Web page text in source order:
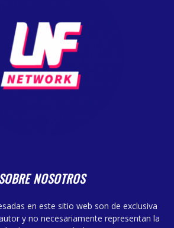
NOSOTROS
en este sitio web son de exclusiva
y no necesariamente representan la